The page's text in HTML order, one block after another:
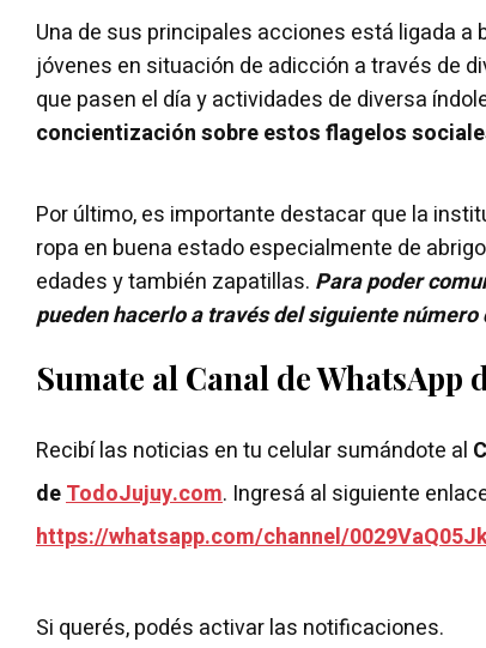
Una de sus principales acciones está ligada a
jóvenes en situación de adicción a través de
que pasen el día y actividades de diversa
concientización sobre estos flagelos
Por último, es importante destacar que la
ropa en buena estado especialmente de
edades y también zapatillas. Para poder
pueden hacerlo a través del siguiente
Sumate al Canal de WhatsApp
Recibí las noticias en tu celular sumándote al
deTodoJujuy.com. Ingresá al siguiente
https://whatsapp.com/channel/
Si querés, podés activar las notificaciones.